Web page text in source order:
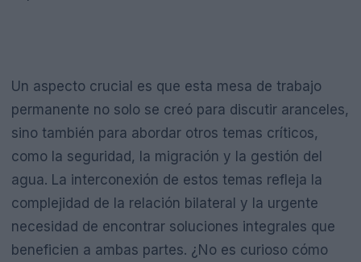
Un aspecto crucial es que esta mesa de trabajo
permanente no solo se creó para discutir aranceles,
sino también para abordar otros temas críticos,
como la seguridad, la migración y la gestión del
agua. La interconexión de estos temas refleja la
complejidad de la relación bilateral y la urgente
necesidad de encontrar soluciones integrales que
beneficien a ambas partes. ¿No es curioso cómo